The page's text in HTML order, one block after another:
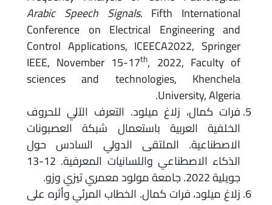
Arabic Speech Signals . Fifth International
Conference on Electrical Engineering and
Control Applications, ICEECA2022, Springer
IEEE, November 15-17 , 2022, Faculty of
sciences and technologies, Khenchela
University, Algeria.
فرات كمال، زلاغ ميلود. التعرف الآلي للحروف
الخلفية العربية باستعمال شبكة العصبونات
الاصطناعية. الملتقى الدولي السادس حول
الذكاء الاصطناعي واللسانيات المعرفية. 12-13
جويلية 2022. جامعة مولود معمري تيزي وزو.
زلاغ ميلود، فرات كمال. الخطاب المرئي وأثره على